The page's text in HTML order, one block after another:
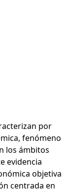
por
fenómeno
los ámbitos
evidencia
objetiva
centrada en